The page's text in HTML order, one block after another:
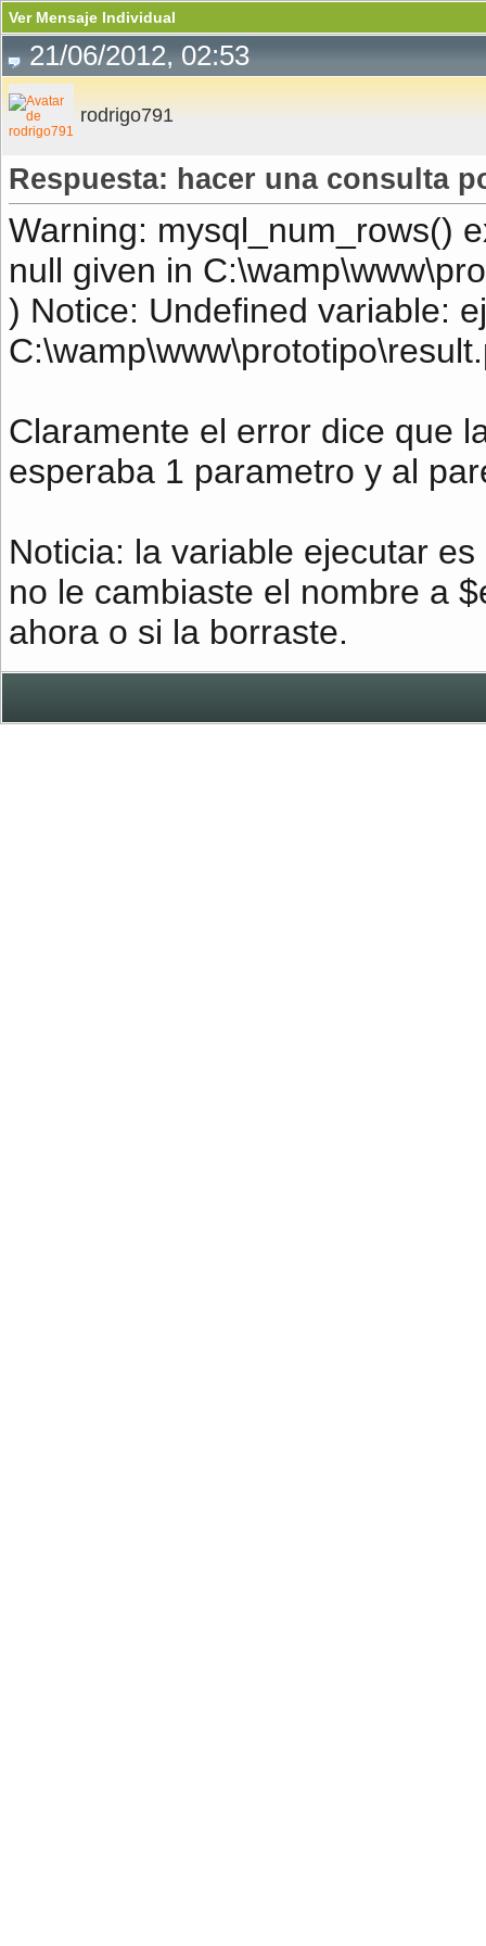
Ver Mensaje Individual
21/06/2012, 02:53
rodrigo791
Respuesta: hacer una consulta
Warning: mysql_num_rows()
null given in
) Notice: Undefined variable:
Claramente el error dice que
esperaba 1 parametro y al
Noticia: la variable ejecutar
no le cambiaste el nombre a
ahora o si la borraste.